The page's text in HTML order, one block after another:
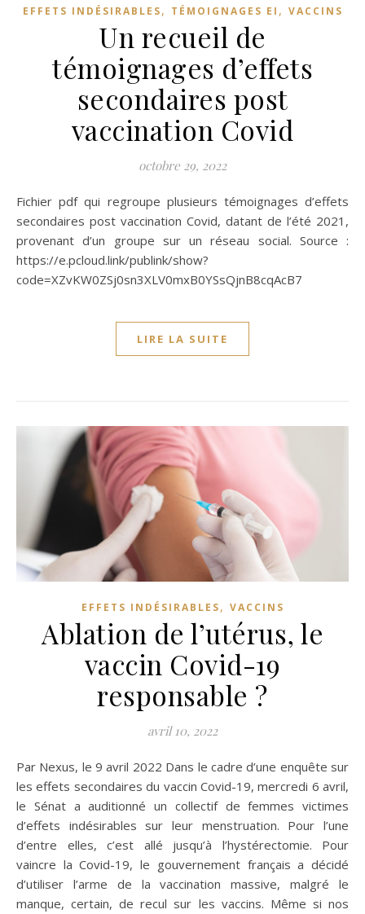
EFFETS INDÉSIRABLES, TÉMOIGNAGES EI , VACCINS
Un recueil de
témoignages d’effets
secondaires post
vaccination Covid
octobre 29, 2022
Fichier pdf qui regroupe plusieurs témoignages d’effets
secondaires post vaccination Covid, datant de l’été 2021,
provenant d’un groupe sur un réseau social. Source :
https://e.pcloud.link/publink/show?
code=XZvKW0ZSj0sn3XLV0mxB0YSsQjnB8cqAcB7
LIRE LA SUITE
EFFETS INDÉSIRABLES, VACCINS
Ablation de l’utérus, le
vaccin Covid-19
responsable ?
avril 10, 2022
Par Nexus, le 9 avril 2022 Dans le cadre d’une enquête sur
les effets secondaires du vaccin Covid-19, mercredi 6 avril,
le Sénat a auditionné un collectif de femmes victimes
d’effets indésirables sur leur menstruation. Pour l’une
d’entre elles, c’est allé jusqu’à l’hystérectomie. Pour
vaincre la Covid-19, le gouvernement français a décidé
d’utiliser l’arme de la vaccination massive, malgré le
manque, certain, de recul sur les vaccins. Même si nos